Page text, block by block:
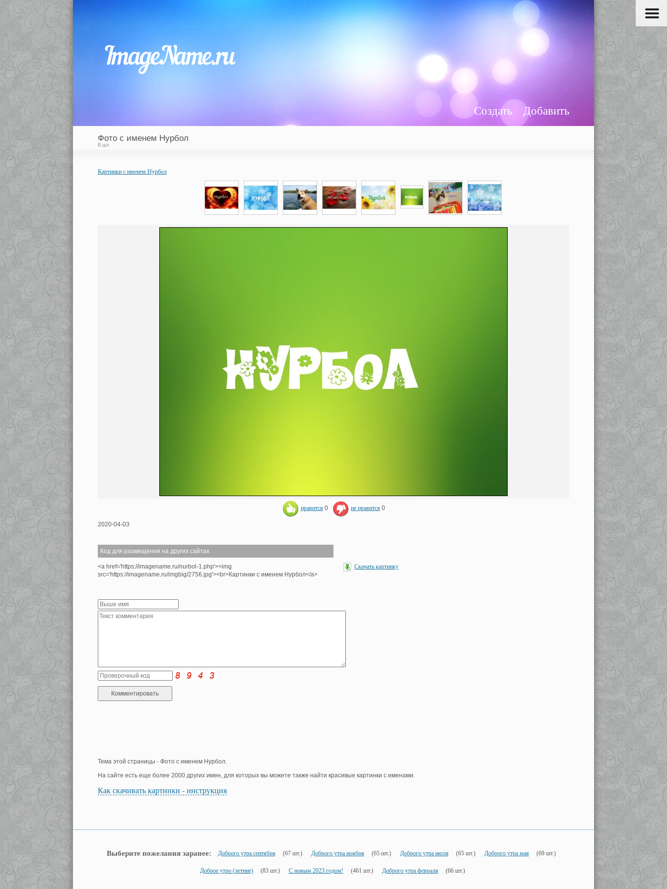
Добавить
Создать
Фото с именем Нурбол
8 шт.
Картинки с именем Нурбол
нравится 0 не нравится 0
2020-04-03
Код для размещения на других сайтах
<a href='https://imagename.ru/nurbol-1.php'><img
src='https://imagename.ru/imgbig/2756.jpg'><br>Картинки с именем Нурбол</a>
Скачать картинку
Тема этой страницы - Фото с именем Нурбол.
На сайте есть еще более 2000 других имен, для которых вы можете также найти красивые картинки с именами.
Как скачивать картинки - инструкция
Выберите пожелания заранее: Доброго утра сентября (67 шт.) Доброго утра ноября (65 шт.) Доброго утра июля (65 шт.) Доброго утра мая (69 шт.)
Доброе утро (летние) (83 шт.) С новым 2023 годом! (461 шт.) Доброго утра февраля (66 шт.)